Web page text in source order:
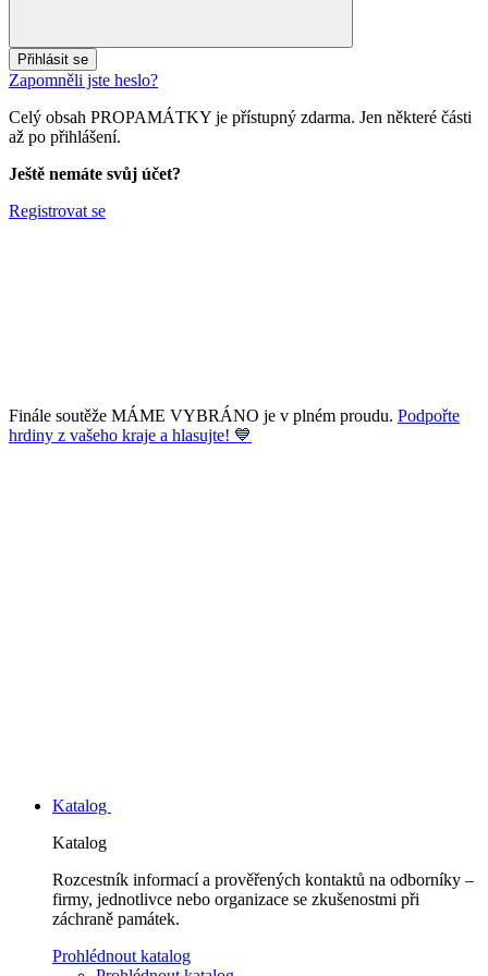
Přihlásit se
Zapomněli jste heslo?
Celý obsah PROPAMÁTKY je přístupný zdarma. Jen některé části
až po přihlášení.
Ještě nemáte svůj účet?
Registrovat se
Finále soutěže MÁME VYBRÁNO je v plném proudu. Podpořte
hrdiny z vašeho kraje a hlasujte! 💙
Katalog
Katalog
Rozcestník informací a prověřených kontaktů na odborníky –
firmy, jednotlivce nebo organizace se zkušenostmi při
záchraně památek.
Prohlédnout katalog